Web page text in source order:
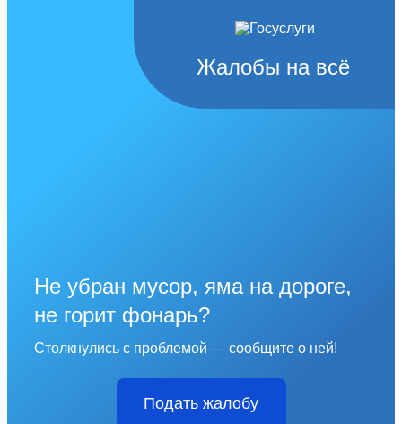
Жалобы на всё
Не убран мусор, яма на дороге,
не горит фонарь?
Столкнулись с проблемой — сообщите о ней!
Подать жалобу